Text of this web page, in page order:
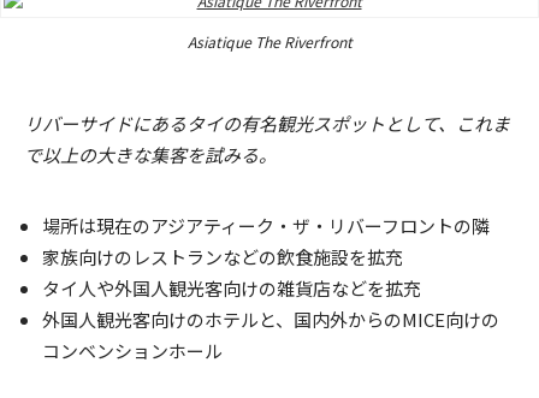
Asiatique The Riverfront
リバーサイドにあるタイの有名観光スポットとして、これま
で以上の大きな集客を試みる。
場所は現在のアジアティーク・ザ・リバーフロントの隣
家族向けのレストランなどの飲食施設を拡充
タイ人や外国人観光客向けの雑貨店などを拡充
外国人観光客向けのホテルと、国内外からのMICE向けの
コンベンションホール